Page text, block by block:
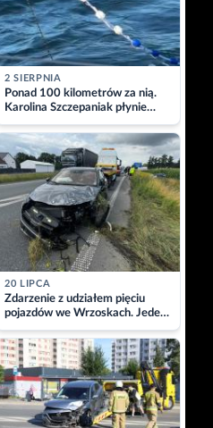
2 SIERPNIA
Ponad 100 kilometrów za nią.
Karolina Szczepaniak płynie
przez Bałtyk dla Piotra.
Aktualizacja
20 LIPCA
Zdarzenie z udziałem pięciu
pojazdów we Wrzoskach. Jeden
z kierowców zabrany w
kajdankach